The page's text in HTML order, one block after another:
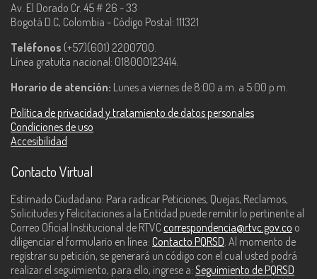
Av. El Dorado Cr. 45 # 26 - 33
Bogotá D.C, Colombia - Código Postal: 111321
Teléfonos (+57)(601) 2200700.
Línea gratuita nacional: 018000123414.
Horario de atención: Lunes a viernes de 8:00 a.m. a 5:00 p.m.
Política de privacidad y tratamiento de datos personales
Condiciones de uso
Accesibilidad
Contacto Virtual
Estimado Ciudadano: Para radicar Peticiones, Quejas, Reclamos,
Solicitudes y Felicitaciones a la Entidad puede remitir lo pertinente al
Correo Oficial Institucional de RTVC correspondencia@rtvc.gov.co o
diligenciar el formulario en línea: Contacto PQRSD. Al momento de
registrar su petición, se generará un código con el cual usted podrá
realizar el seguimiento, para ello, ingrese a: Seguimiento de PQRSD